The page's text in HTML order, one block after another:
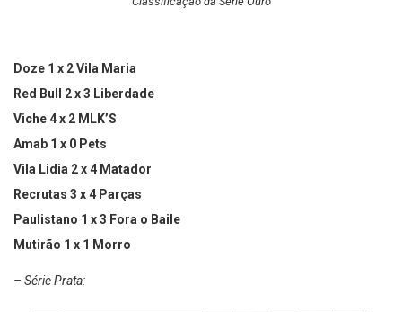
Classificação da Série Ouro
Doze 1 x 2 Vila Maria
Red Bull 2 x 3 Liberdade
Viche 4 x 2 MLK’S
Amab 1 x 0 Pets
Vila Lidia 2 x 4 Matador
Recrutas 3 x 4 Parças
Paulistano 1 x 3 Fora o Baile
Mutirão 1 x 1 Morro
– Série Prata: